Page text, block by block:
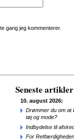
gang jeg kommenterer.
Seneste artikler
10. august 2026:
Drømmer du om
tøj og mode?
Indbydelse til
For